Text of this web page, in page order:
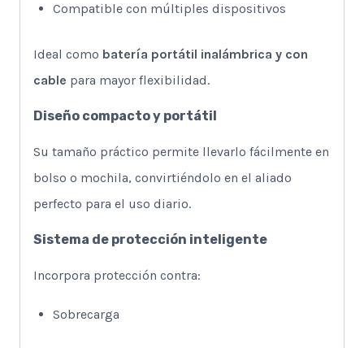
Compatible con múltiples dispositivos
Ideal como batería portátil inalámbrica y con
cable para mayor flexibilidad.
Diseño compacto y portátil
Su tamaño práctico permite llevarlo fácilmente en
bolso o mochila, convirtiéndolo en el aliado
perfecto para el uso diario.
Sistema de protección inteligente
Incorpora protección contra:
Sobrecarga